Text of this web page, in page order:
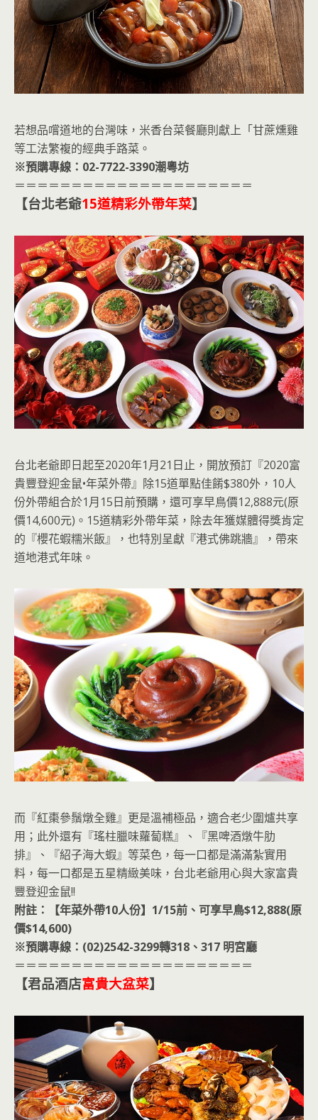
若想品嚐道地的台灣味，米香台菜餐廳則獻上「甘蔗燻雞
等工法繁複的經典手路菜。
※預購專線：02-7722-3390潮粵坊
＝＝＝＝＝＝＝＝＝＝＝＝＝＝＝＝＝＝＝＝＝
【台北老爺15道精彩外帶年菜】
台北老爺即日起至2020年1月21日止，開放預訂『2020富
貴豐登迎金鼠•年菜外帶』除15道單點佳餚$380外，10人
份外帶組合於1月15日前預購，還可享早鳥價12,888元(原
價14,600元)。15道精彩外帶年菜，除去年獲媒體得獎肯定
的『櫻花蝦糯米飯』，也特別呈獻『港式佛跳牆』，帶來
道地港式年味。
而『紅棗參鬚燉全雞』更是溫補極品，適合老少圍爐共享
用；此外還有『瑤柱臘味蘿蔔糕』、『黑啤酒燉牛肋
排』、『紹子海大蝦』等菜色，每一口都是滿滿紮實用
料，每一口都是五星精緻美味，台北老爺用心與大家富貴
豐登迎金鼠!!
附註：【年菜外帶10人份】1/15前、可享早鳥$12,888(原
價$14,600)
※預購專線：(02)2542-3299轉318、317 明宮廳
＝＝＝＝＝＝＝＝＝＝＝＝＝＝＝＝＝＝＝＝＝
【君品酒店富貴大盆菜】